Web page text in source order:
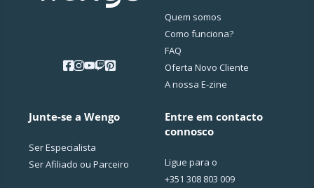
Quem somos
Como funciona?
FAQ
Oferta Novo Cliente
A nossa E-zine
Junte-se a Wengo
Ser Especialista
Ser Afiliado ou Parceiro
Entre em contacto
connosco
Ligue para o
+351 308 803 009